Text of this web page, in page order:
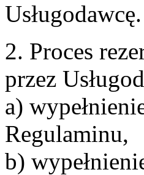
Usługodawcę.
2. Proces
przez
a)
Regulaminu,
b)